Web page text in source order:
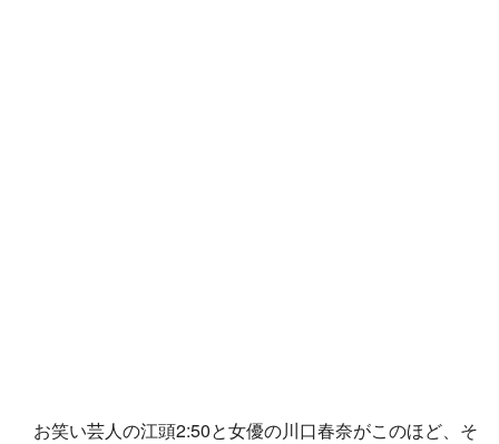
お笑い芸人の江頭2:50と女優の川口春奈がこのほど、そ